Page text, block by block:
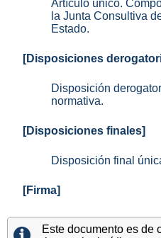
Artículo único.
la Junta Consultiva
Estado.
[Disposiciones
Disposición
normativa.
[Disposiciones finales]
Disposición final
[Firma]
Este documento es de